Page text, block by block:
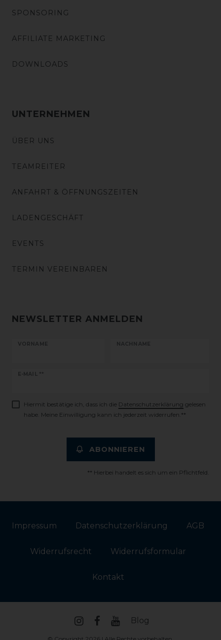
SPONSORING
AFFILIATE MARKETING
DOWNLOADS
UNTERNEHMEN
ÜBER UNS
TEAMREITER
ANFAHRT & ÖFFNUNGSZEITEN
LADENGESCHÄFT
EVENTS
TERMIN VEREINBAREN
NEWSLETTER ANMELDEN
VORNAME NACHNAME
E-MAIL **
Newsletter
Hiermit bestätige ich, dass ich die Daten­schutz­erklärung gelesen
habe. Meine Einwilligung kann ich jederzeit widerrufen.**
ABONNIEREN
** Hierbei handelt es sich um ein Pflichtfeld.
Impressum Daten­schutz­erklärung AGB
Widerrufs­recht Widerrufs­formular
Kontakt
Blog